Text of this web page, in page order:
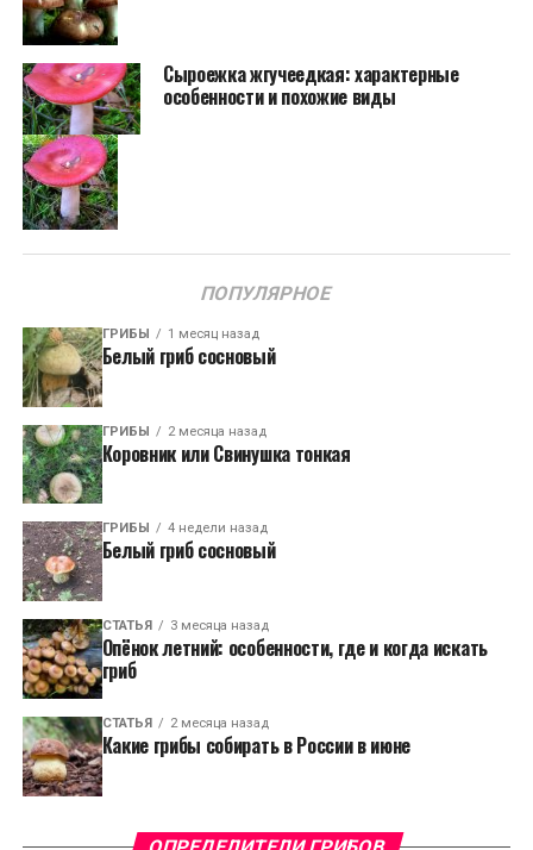
Сыроежка жгучеедкая: характерные
особенности и похожие виды
ПОПУЛЯРНОЕ
ГРИБЫ 1 месяц назад
Белый гриб сосновый
ГРИБЫ 2 месяца назад
Коровник или Свинушка тонкая
ГРИБЫ 4 недели назад
Белый гриб сосновый
СТАТЬЯ 3 месяца назад
Опёнок летний: особенности, где и когда искать
гриб
СТАТЬЯ 2 месяца назад
Какие грибы собирать в России в июне